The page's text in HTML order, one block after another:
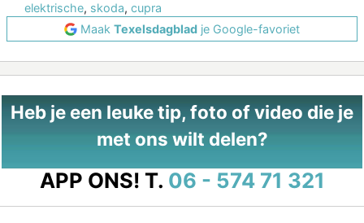
elektrische, skoda, cupra
Maak Texelsdagblad je Google-favoriet
Heb je een leuke tip, foto of video die je
met ons wilt delen?
APP ONS! T. 06 - 574 71 321